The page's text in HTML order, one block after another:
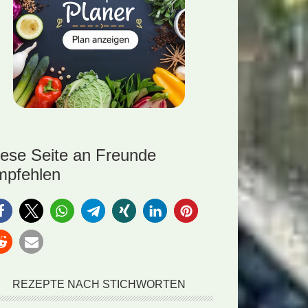
Seite an Freunde
REZEPTE NACH STICHWORTEN